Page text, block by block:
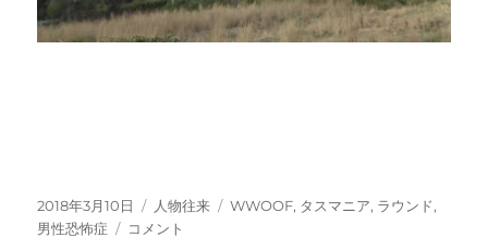
投
稿
2018年3月10日
カ
テ
人物往来
タ
WWOOF, タスマニア, ラウンド,
男性恐怖症
沙
コメント